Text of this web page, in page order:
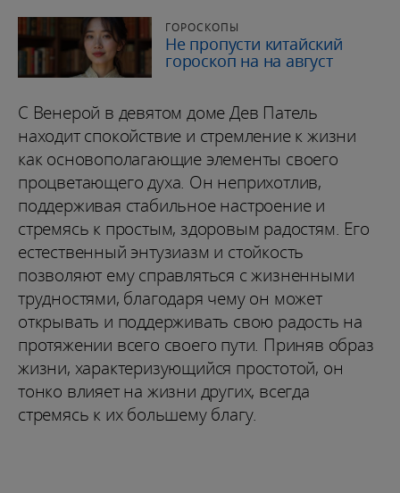
ГОРОСКОПЫ
Не пропусти китайский
гороскоп на на август
С Венерой в девятом доме Дев Патель
находит спокойствие и стремление к жизни
как основополагающие элементы своего
процветающего духа. Он неприхотлив,
поддерживая стабильное настроение и
стремясь к простым, здоровым радостям. Его
естественный энтузиазм и стойкость
позволяют ему справляться с жизненными
трудностями, благодаря чему он может
открывать и поддерживать свою радость на
протяжении всего своего пути. Приняв образ
жизни, характеризующийся простотой, он
тонко влияет на жизни других, всегда
стремясь к их большему благу.